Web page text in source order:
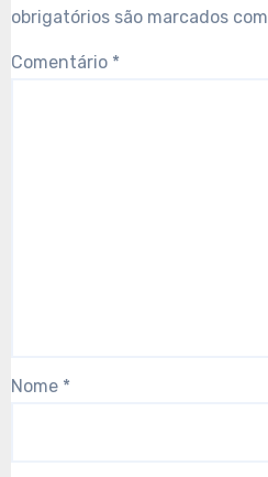
obrigatórios são marcados com
Comentário *
Nome *